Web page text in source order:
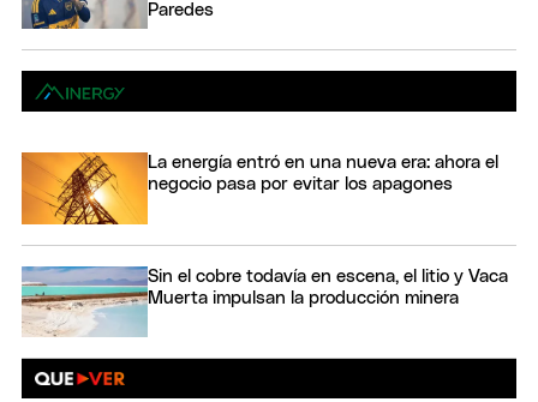
Paredes
La energía entró en una nueva era: ahora el
negocio pasa por evitar los apagones
Sin el cobre todavía en escena, el litio y Vaca
Muerta impulsan la producción minera